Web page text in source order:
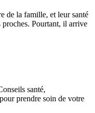
de la famille, et leur santé
Pourtant, il arrive
santé,
prendre soin de votre